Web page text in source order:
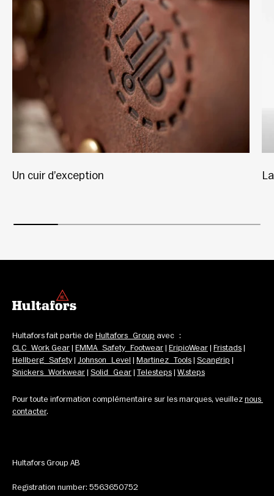
Un cuir d’exception
Hultafors fait partie de Hultafors Group avec :
CLC Work Gear | EMMA Safety Footwear | EripioWear | Fristads
Hellberg Safety | Johnson Level | Martinez Tools | Scangrip
Snickers Workwear | Solid Gear | Telesteps | W.steps
Pour toute information complémentaire sur les marques, veuillez nous
contacter.
Hultafors Group AB
Registration number: 5563650752